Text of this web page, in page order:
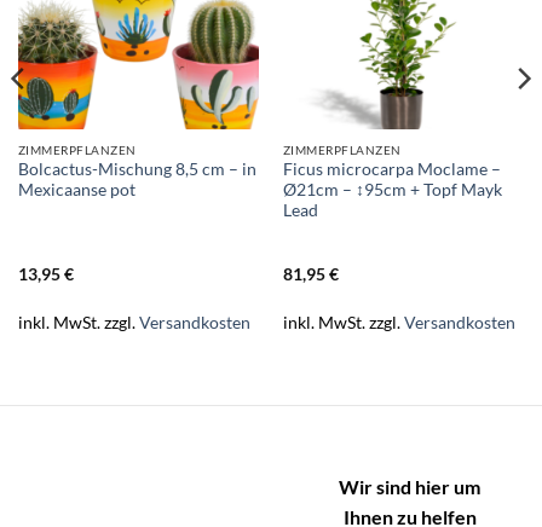
ZIMMERPFLANZEN
Bolcactus-Mischung 8,5 cm – in
Mexicaanse pot
13,95€
inkl. MwSt.zzgl.Versandkosten
ZIMMERPFLANZEN
Ficus microcarpa Moclame –
Ø21cm – ↕95cm + Topf Mayk
Lead
81,95€
inkl. MwSt.zzgl.Versandkosten
Wir sind hier um
Ihnen zu helfen